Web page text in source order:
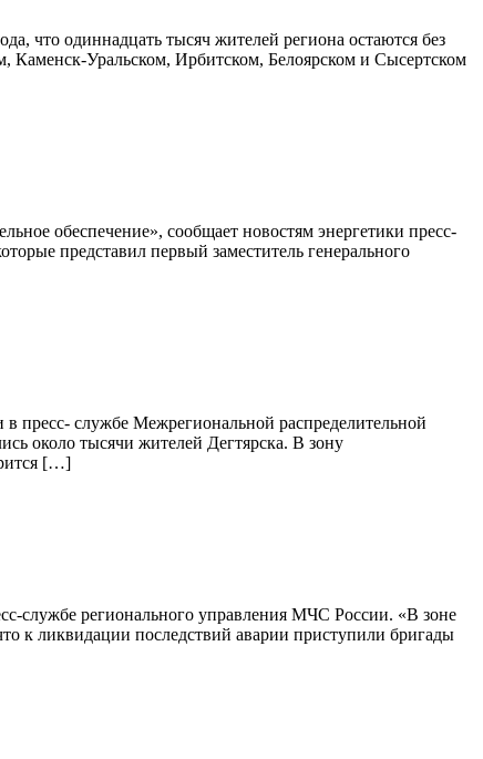
что одиннадцать тысяч жителей региона остаются без
Каменск-Уральском, Ирбитском, Белоярском и Сысертском
обеспечение», сообщает новостям энергетики пресс-
представил первый заместитель генерального
пресс- службе Межрегиональной распределительной
около тысячи жителей Дегтярска. В зону
[…]
службе регионального управления МЧС России. «В зоне
к ликвидации последствий аварии приступили бригады